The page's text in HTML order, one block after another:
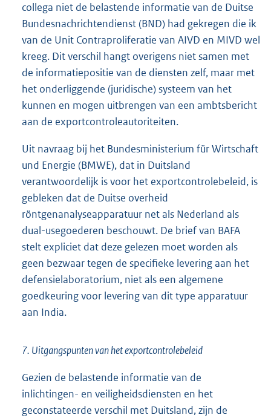
collega niet de belastende informatie van de Duitse
Bundesnachrichtendienst (BND) had gekregen die ik
van de Unit Contraproliferatie van AIVD en MIVD wel
kreeg. Dit verschil hangt overigens niet samen met
de informatiepositie van de diensten zelf, maar met
het onderliggende (juridische) systeem van het
kunnen en mogen uitbrengen van een ambtsbericht
aan de exportcontroleautoriteiten.
Uit navraag bij het Bundesministerium für Wirtschaft
und Energie (BMWE), dat in Duitsland
verantwoordelijk is voor het exportcontrolebeleid, is
gebleken dat de Duitse overheid
röntgenanalyseapparatuur net als Nederland als
dual-usegoederen beschouwt. De brief van BAFA
stelt expliciet dat deze gelezen moet worden als
geen bezwaar tegen de specifieke levering aan het
defensielaboratorium, niet als een algemene
goedkeuring voor levering van dit type apparatuur
aan India.
7. Uitgangspunten van het exportcontrolebeleid
Gezien de belastende informatie van de
inlichtingen- en veiligheidsdiensten en het
geconstateerde verschil met Duitsland, zijn de